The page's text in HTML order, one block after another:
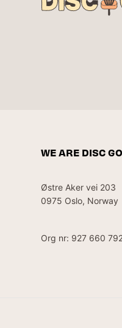
WE ARE DISC
Østre Aker vei 203
0975 Oslo, Norway
Org nr: 927 660